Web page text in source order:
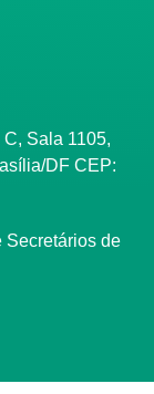
Sala 1105,
DF CEP:
Secretários de